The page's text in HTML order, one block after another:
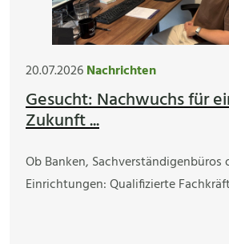
20.07.2026Nachrichten
Gesucht: Nachwuchs für
Zukunft ...
Ob Banken,
Einrichtungen: Qualifizierte